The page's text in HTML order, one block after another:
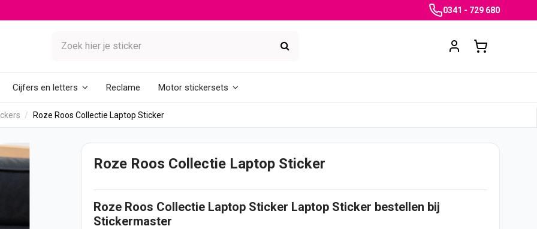
0341 - 729 680
Cijfers en letters Reclame Motor stickersets
Roze Roos Collectie Laptop Sticker
Roze Roos Collectie Laptop Sticker
Roze Roos Collectie Laptop Sticker Laptop Sticker bestellen bij
Stickermaster